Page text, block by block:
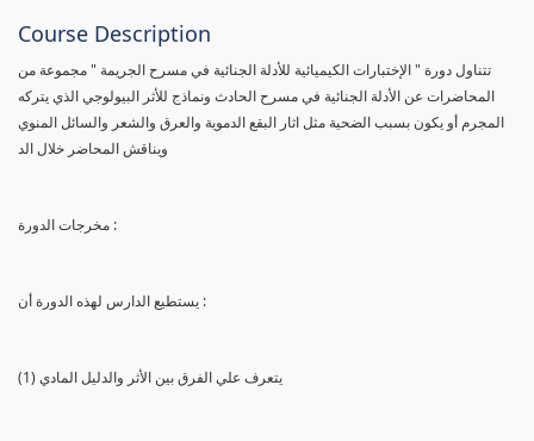
Course Description
تتناول دورة " الإختبارات الكيميائية للأدلة الجنائية في مسرح الجريمة " مجموعة من
المحاضرات عن الأدلة الجنائية في مسرح الحادث ونماذج للأثر البيولوجي الذي يتركه
المجرم أو يكون بسبب الضحية مثل اثار البقع الدموية والعرق والشعر والسائل المنوي
ويناقش المحاضر خلال الد
مخرجات الدورة :
يستطيع الدارس لهذه الدورة أن :
(1) يتعرف علي الفرق بين الأثر والدليل المادي